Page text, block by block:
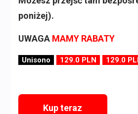
poniżej).
UWAGA MAMY RABATY
Unisono 129.0 PLN 129.0
Kup teraz